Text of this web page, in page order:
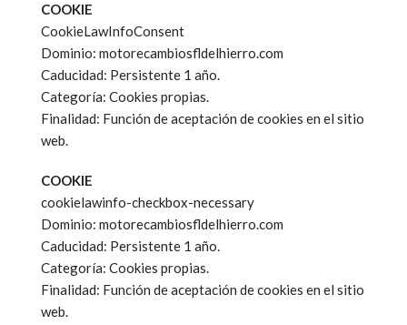
COOKIE
CookieLawInfoConsent
Dominio: motorecambiosfldelhierro.com
Caducidad: Persistente 1 año.
Categoría: Cookies propias.
Finalidad: Función de aceptación de cookies en el sitio
web.
COOKIE
cookielawinfo-checkbox-necessary
Dominio: motorecambiosfldelhierro.com
Caducidad: Persistente 1 año.
Categoría: Cookies propias.
Finalidad: Función de aceptación de cookies en el sitio
web.